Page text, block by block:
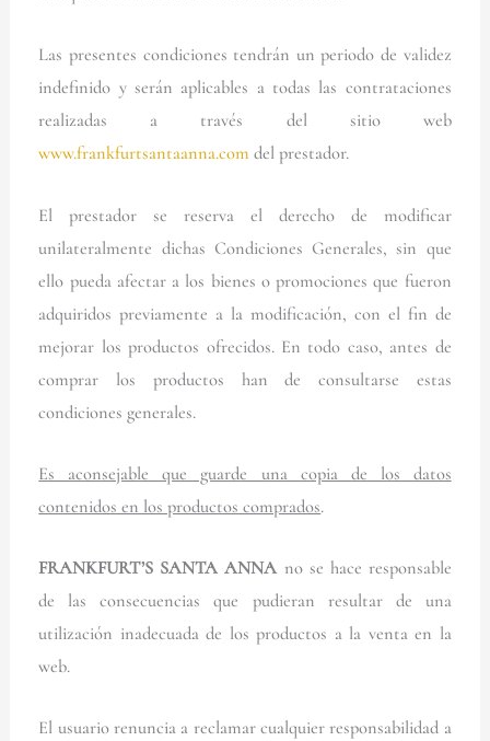
Las presentes condiciones tendrán un periodo de validez
indefinido y serán aplicables a todas las contrataciones
realizadas a través del sitio web
www.frankfurtsantaanna.com del prestador.
El prestador se reserva el derecho de modificar
unilateralmente dichas Condiciones Generales, sin que
ello pueda afectar a los bienes o promociones que fueron
adquiridos previamente a la modificación, con el fin de
mejorar los productos ofrecidos. En todo caso, antes de
comprar los productos han de consultarse estas
condiciones generales.
Es aconsejable que guarde una copia de los datos
contenidos en los productos comprados.
FRANKFURT’S SANTA ANNA no se hace responsable
de las consecuencias que pudieran resultar de una
utilización inadecuada de los productos a la venta en la
web.
El usuario renuncia a reclamar cualquier responsabilidad a